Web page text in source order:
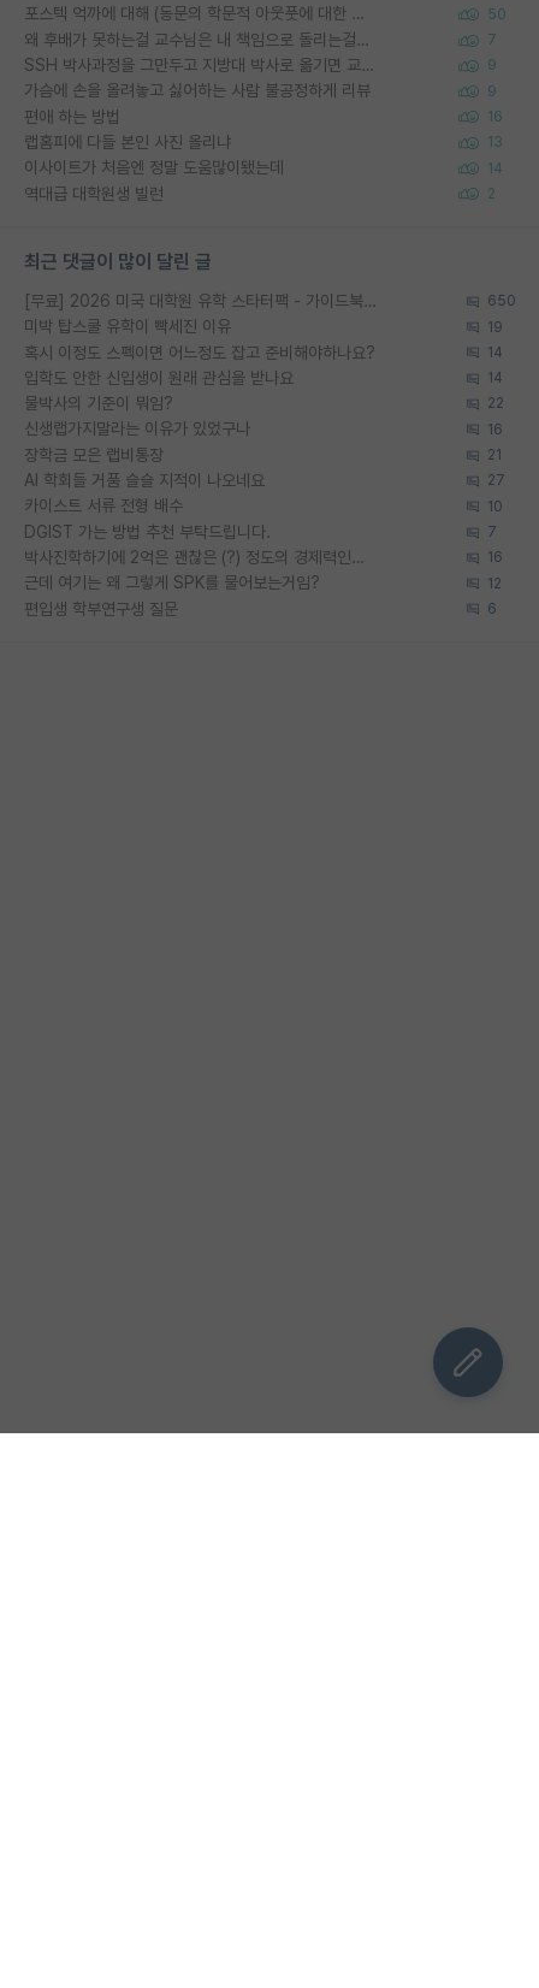
포스텍 억까에 대해 (동문의 학문적 아웃풋에 대한 반박) 50
왜 후배가 못하는걸 교수님은 내 책임으로 돌리는걸까요? 7
SSH 박사과정을 그만두고 지방대 박사로 옮기면 교수의 꿈은 끝일까요? 9
가슴에 손을 올려놓고 싫어하는 사람 불공정하게 리뷰 9
편애 하는 방법 16
랩홈피에 다들 본인 사진 올리냐 13
이사이트가 처음엔 정말 도움많이됐는데 14
역대급 대학원생 빌런 2
최근 댓글이 많이 달린 글
[무료] 2026 미국 대학원 유학 스타터팩 - 가이드북 & 합격자 컨택메일 템플릿 650
미박 탑스쿨 유학이 빡세진 이유 19
혹시 이정도 스펙이면 어느정도 잡고 준비해야하나요? 14
입학도 안한 신입생이 원래 관심을 받나요 14
물박사의 기준이 뭐임? 22
신생랩가지말라는 이유가 있었구나 16
장학금 모은 랩비통장 21
AI 학회들 거품 슬슬 지적이 나오네요 27
카이스트 서류 전형 배수 10
DGIST 가는 방법 추천 부탁드립니다. 7
박사진학하기에 2억은 괜찮은 (?) 정도의 경제력인가요 16
근데 여기는 왜 그렇게 SPK를 물어보는거임? 12
편입생 학부연구생 질문 6